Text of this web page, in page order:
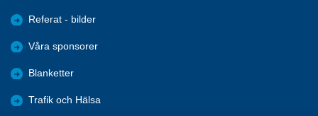
Referat - bilder
Våra sponsorer
Blanketter
Trafik och Hälsa